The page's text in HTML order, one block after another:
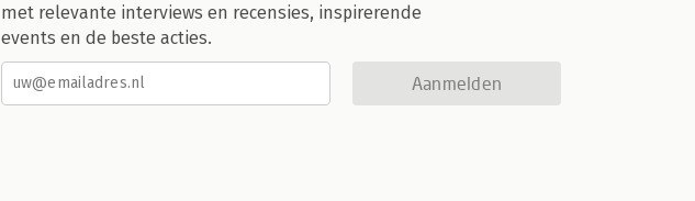
met relevante interviews en recensies, inspirerende
events en de beste acties.
Aanmelden